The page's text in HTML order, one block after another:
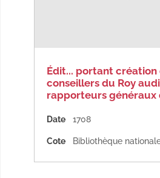
Édit... portant création
conseillers du Roy
rapporteurs généraux
Date 1708
Cote